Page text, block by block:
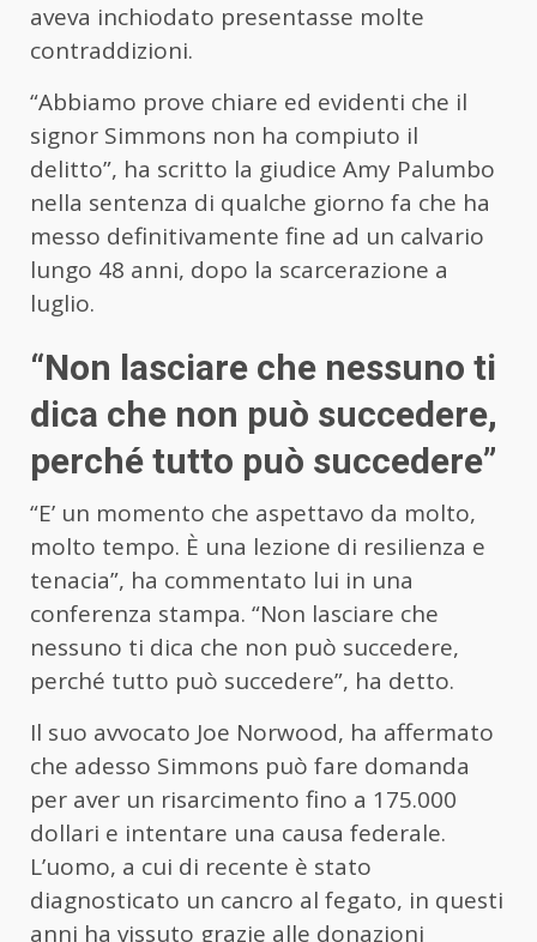
aveva inchiodato presentasse molte
contraddizioni.
“Abbiamo prove chiare ed evidenti che il
signor Simmons non ha compiuto il
delitto”, ha scritto la giudice Amy Palumbo
nella sentenza di qualche giorno fa che ha
messo definitivamente fine ad un calvario
lungo 48 anni, dopo la scarcerazione a
luglio.
“Non lasciare che nessuno ti
dica che non può succedere,
perché tutto può succedere”
“E’ un momento che aspettavo da molto,
molto tempo. È una lezione di resilienza e
tenacia”, ha commentato lui in una
conferenza stampa. “Non lasciare che
nessuno ti dica che non può succedere,
perché tutto può succedere”, ha detto.
Il suo avvocato Joe Norwood, ha affermato
che adesso Simmons può fare domanda
per aver un risarcimento fino a 175.000
dollari e intentare una causa federale.
L’uomo, a cui di recente è stato
diagnosticato un cancro al fegato, in questi
anni ha vissuto grazie alle donazioni